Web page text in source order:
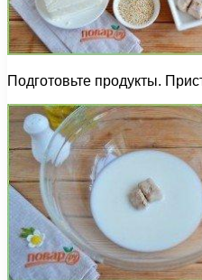
Подготовьте продукты.